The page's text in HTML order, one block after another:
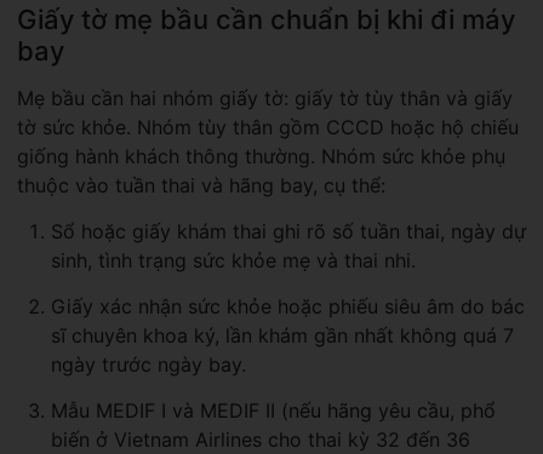
Giấy tờ mẹ bầu cần chuẩn bị khi đi máy
bay
Mẹ bầu cần hai nhóm giấy tờ: giấy tờ tùy thân và giấy
tờ sức khỏe. Nhóm tùy thân gồm CCCD hoặc hộ chiếu
giống hành khách thông thường. Nhóm sức khỏe phụ
thuộc vào tuần thai và hãng bay, cụ thể:
Sổ hoặc giấy khám thai ghi rõ số tuần thai, ngày dự
sinh, tình trạng sức khỏe mẹ và thai nhi.
Giấy xác nhận sức khỏe hoặc phiếu siêu âm do bác
sĩ chuyên khoa ký, lần khám gần nhất không quá 7
ngày trước ngày bay.
Mẫu MEDIF I và MEDIF II (nếu hãng yêu cầu, phổ
biến ở Vietnam Airlines cho thai kỳ 32 đến 36